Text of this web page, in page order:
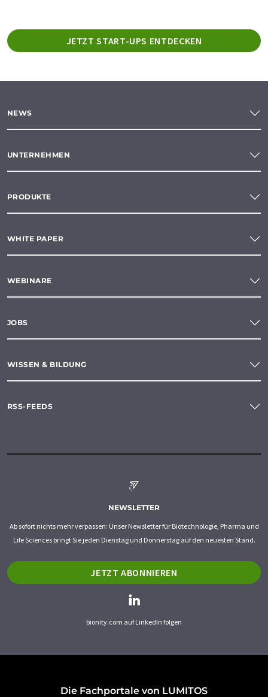
JETZT START-UPS ENTDECKEN
NEWS
UNTERNEHMEN
PRODUKTE
WHITE PAPER
WEBINARE
JOBS
WISSEN & BILDUNG
RSS-FEEDS
NEWSLETTER
Ab sofort nichts mehr verpassen: Unser Newsletter für Biotechnologie, Pharma und
Life Sciences bringt Sie jeden Dienstag und Donnerstag auf den neuesten Stand.
JETZT ABONNIEREN
bionity.com auf LinkedIn folgen
Die Fachportale von LUMITOS